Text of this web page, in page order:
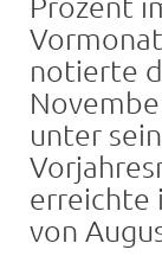
notierte
unter
erreichte
von